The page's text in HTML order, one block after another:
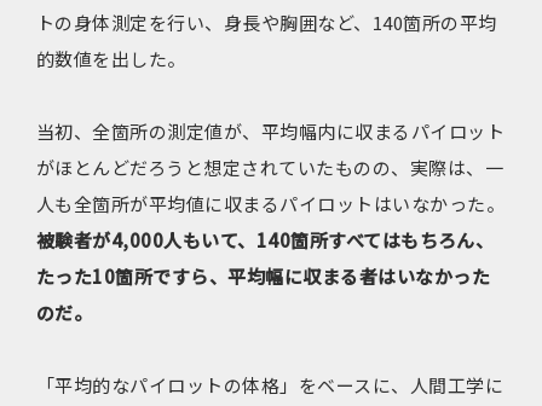
トの身体測定を行い、身長や胸囲など、140箇所の平均
的数値を出した。
当初、全箇所の測定値が、平均幅内に収まるパイロット
がほとんどだろうと想定されていたものの、実際は、一
人も全箇所が平均値に収まるパイロットはいなかった。
被験者が4,000人もいて、140箇所すべてはもちろん、
たった10箇所ですら、平均幅に収まる者はいなかった
のだ。
「平均的なパイロットの体格」をベースに、人間工学に